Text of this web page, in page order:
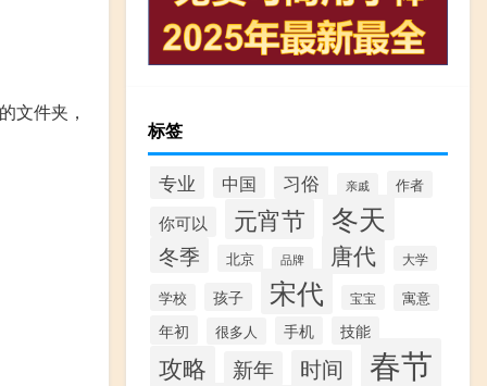
文件夹，
标签
专业 中国 习俗 亲戚 作者
你可以 元宵节 冬天
冬季 北京 品牌 唐代 大学
学校 孩子 宋代 宝宝 寓意
年初 很多人 手机 技能
攻略 新年 时间 春节